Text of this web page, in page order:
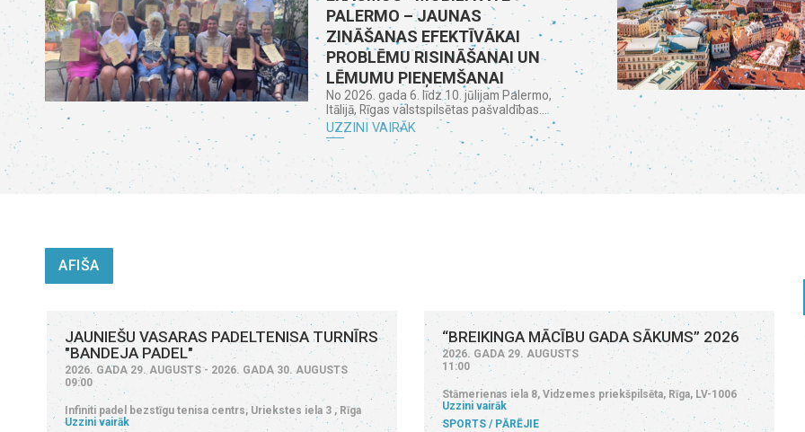
PALERMO – JAUNAS
ZINĀŠANAS EFEKTĪVĀKAI
PROBLĒMU RISINĀŠANAI UN
LĒMUMU PIEŅEMŠANAI
No 2026. gada 6. līdz 10. jūlijam Palermo,
Itālijā, Rīgas valstspilsētas pašvaldības...
UZZINI VAIRĀK
AFIŠA
JAUNIEŠU VASARAS PADELTENISA TURNĪRS
"BANDEJA PADEL"
2026. GADA 29. AUGUSTS - 2026. GADA 30. AUGUSTS
09:00
Infiniti padel bezstīgu tenisa centrs, Uriekstes iela 3 , Rīga
Uzzini vairāk
“BREIKINGA MĀCĪBU GADA SĀKUMS” 2026
2026. GADA 29. AUGUSTS
11:00
Stāmerienas iela 8, Vidzemes priekšpilsēta, Rīga, LV-1006
Uzzini vairāk
SPORTS
PĀRĒJIE